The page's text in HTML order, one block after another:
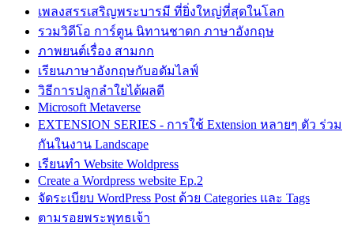
เพลงสรรเสริญพระบารมี ที่ยิ่งใหญ่ที่สุดในโลก
รวมวิดีโอ การ์ตูน นิทานชาดก ภาษาอังกฤษ
ภาพยนต์เรื่อง สามกก
เรียนภาษาอังกฤษกับอดัมไลฟ์
วิธีการปลูกลำใยได้ผลดี
Microsoft Metaverse
EXTENSION SERIES - การใช้ Extension หลายๆ ตัว ร่วม
กันในงาน Landscape
เรียนทำ Website Woldpress
Create a Wordpress website Ep.2
จัดระเบียบ WordPress Post ด้วย Categories และ Tags
ตามรอยพระพุทธเจ้า